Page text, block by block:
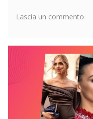
Lascia un commento
su